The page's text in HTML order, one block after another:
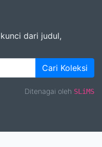
dari judul,
Cari Koleksi
Ditenagai oleh SLiMS